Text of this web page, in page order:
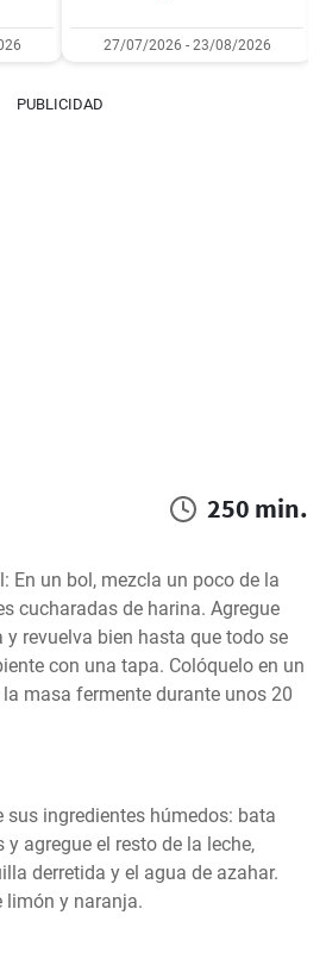
27/07/2026 - 23/08/2026
PUBLICIDAD
250 min.
En un bol, mezcla un poco de la
cucharadas de harina. Agregue
revuelva bien hasta que todo se
con una tapa. Colóquelo en un
masa fermente durante unos 20
sus ingredientes húmedos: bata
agregue el resto de la leche,
derretida y el agua de azahar.
limón y naranja.